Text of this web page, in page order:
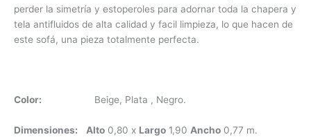
perder la simetría y estoperoles para adornar toda la chapera y
tela antifluidos de alta calidad y facil limpieza, lo que hacen de
este sofá, una pieza totalmente perfecta.
Color: Beige, Plata , Negro.
Dimensiones: Alto 0,80 x Largo 1,90 Ancho 0,77 m.